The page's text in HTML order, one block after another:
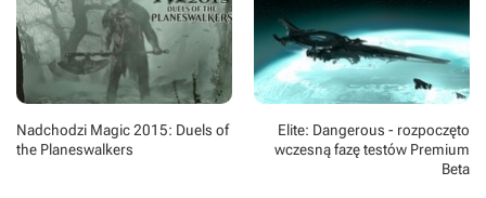
Nadchodzi Magic 2015: Duels of
the Planeswalkers
Elite: Dangerous - rozpoczęto
wczesną fazę testów Premium
Beta